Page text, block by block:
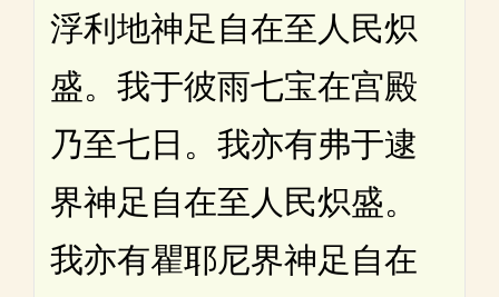
浮利地神足自在至人民炽
盛。我于彼雨七宝在宫殿
乃至七日。我亦有弗于逮
界神足自在至人民炽盛。
我亦有瞿耶尼界神足自在